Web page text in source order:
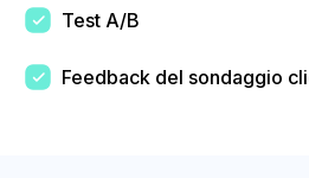
Test A/B
Feedback del sondaggio